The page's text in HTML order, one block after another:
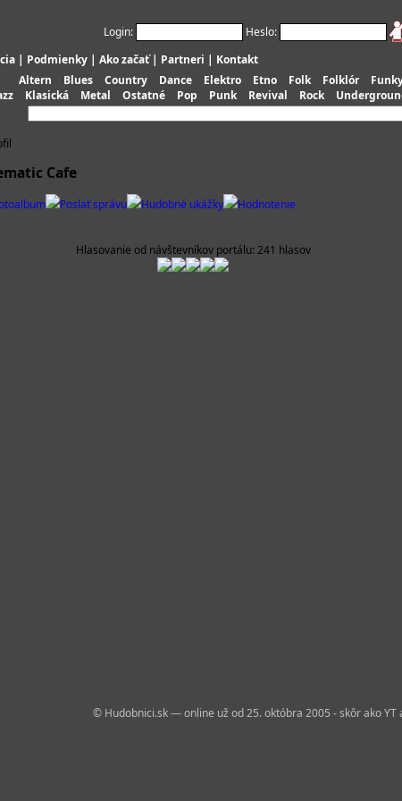
Login:
Heslo:
| Podmienky | Ako začať| Partneri | Kontakt
Altern
Blues Country Dance Elektro Etno Folk Folklór
Klasická Metal Ostatné Pop Punk Revival Rock
Cafe
Poslať správu Hudobné ukážky Hodnotenie
Hlasovanie od návštevníkov portálu: 241 hlasov
© Hudobnici.sk — online už od 25. októbra 2005 - skôr ako YT